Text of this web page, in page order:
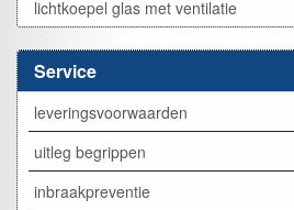
lichtkoepel glas met ventilatie
Service
leveringsvoorwaarden
uitleg begrippen
inbraakpreventie